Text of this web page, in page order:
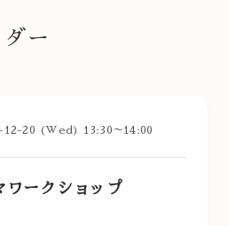
ー
12-20 (Wed) 13:30～14:00
ワークショップ